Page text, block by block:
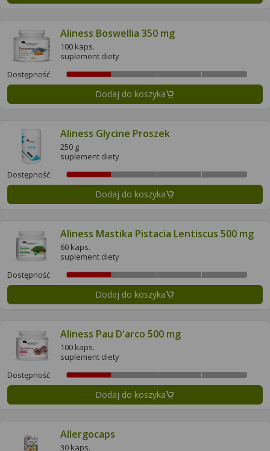
Aliness Boswellia 350 mg
100 kaps.
suplement diety
Dostępność
Dodaj do koszyka
Aliness Glycine Proszek
250 g
suplement diety
Dostępność
Dodaj do koszyka
Aliness Mastika Pistacia Lentiscus 500 mg
60 kaps.
suplement diety
Dostępność
Dodaj do koszyka
Aliness Pau D'arco 500 mg
100 kaps.
suplement diety
Dostępność
Dodaj do koszyka
Allergocaps
30 kaps.